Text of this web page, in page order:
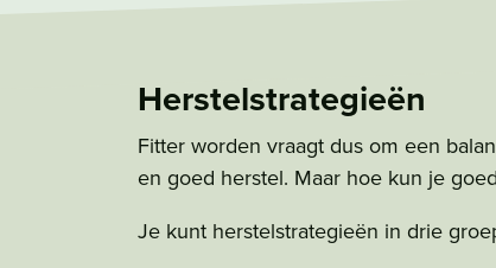
Herstelstrategieën
Fitter worden vraagt dus om een
en goed herstel. Maar hoe kun je
Je kunt herstelstrategieën in drie